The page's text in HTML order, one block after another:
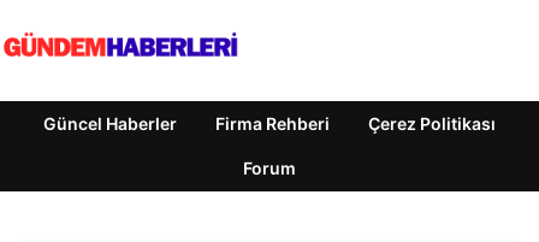
Güncel Haberler Firma Rehberi Çerez Politikası
Forum